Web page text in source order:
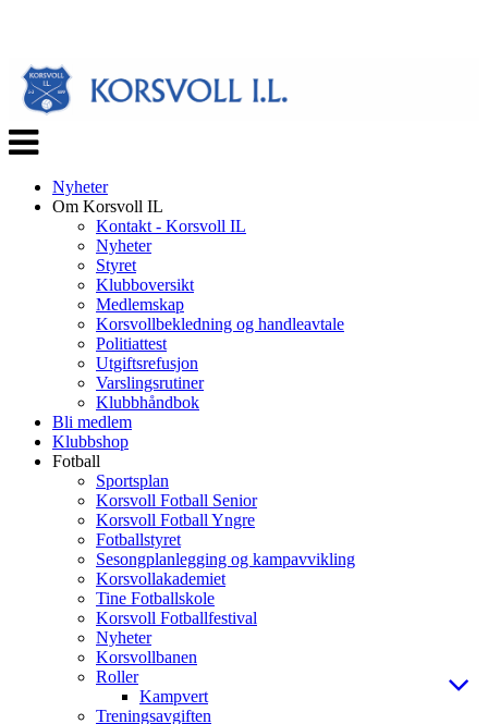
Veksle
navigasjon
Nyheter
Om Korsvoll IL
Kontakt - Korsvoll IL
Nyheter
Styret
Klubboversikt
Medlemskap
Korsvollbekledning og handleavtale
Politiattest
Utgiftsrefusjon
Varslingsrutiner
Klubbhåndbok
Bli medlem
Klubbshop
Fotball
Sportsplan
Korsvoll Fotball Senior
Korsvoll Fotball Yngre
Fotballstyret
Sesongplanlegging og kampavvikling
Korsvollakademiet
Tine Fotballskole
Korsvoll Fotballfestival
Nyheter
Korsvollbanen
Roller
Kampvert
Treningsavgiften